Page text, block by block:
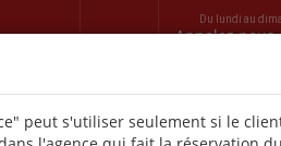
Du lundi au
Appelez
peut s'utiliser seulement si le